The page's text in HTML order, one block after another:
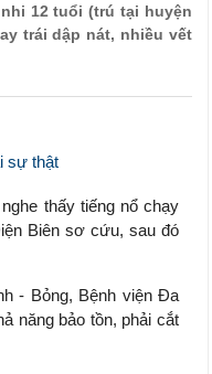
12 tuổi (trú tại huyện
trái dập nát, nhiều vết
sự thật
thấy tiếng nổ chạy
Biên sơ cứu, sau đó
- Bỏng, Bệnh viện Đa
năng bảo tồn, phải cắt